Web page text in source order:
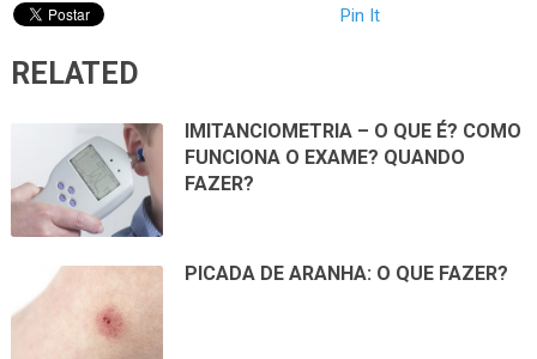
Pin It
RELATED
IMITANCIOMETRIA – O QUE É? COMO
FUNCIONA O EXAME? QUANDO
FAZER?
PICADA DE ARANHA: O QUE FAZER?